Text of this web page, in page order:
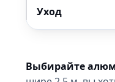
Уход
Выбирайте